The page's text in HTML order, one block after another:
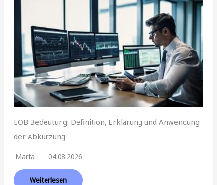
EOB Bedeutung: Definition, Erklärung und Anwendung
der Abkürzung
Marta 04.08.2026
Weiterlesen